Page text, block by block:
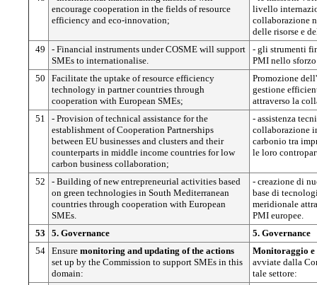
encourage cooperation in the fields of resource
efficiency and eco-innovation;
livello
collaborazione
delle risorse e
49
- Financial instruments under COSME will support
SMEs to internationalise.
- gli strumenti
PMI nello
50
Facilitate the uptake of resource efficiency
technology in partner countries through
cooperation with European SMEs;
Promozione
gestione
attraverso la
51
- Provision of technical assistance for the
establishment of Cooperation Partnerships
between EU businesses and clusters and their
counterparts in middle income countries for low
carbon business collaboration;
- assistenza
collaborazione
carbonio tra
le loro
52
- Building of new entrepreneurial activities based
on green technologies in South Mediterranean
countries through cooperation with European
SMEs.
- creazione di
base di
meridionale
PMI europee.
53
5. Governance
5. Governance
54 Ensure monitoring and updating of the actions
set up by the Commission to support SMEs in this
domain:
Monitoraggio
avviate dalla
tale settore: